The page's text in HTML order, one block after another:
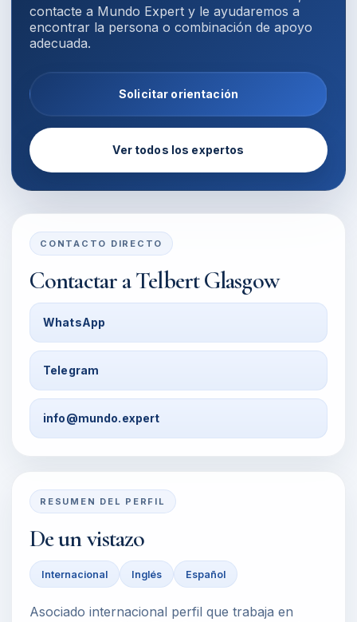
contacte a Mundo Expert y le ayudaremos a
encontrar la persona o combinación de apoyo
adecuada.
Solicitar orientación
Ver todos los expertos
CONTACTO DIRECTO
Contactar aTelbert Glasgow
WhatsApp
Telegram
info@mundo.expert
RESUMEN DEL PERFIL
De un vistazo
Internacional Inglés Español
Asociado internacional perfil que trabaja en